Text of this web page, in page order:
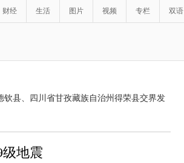
财经 生活 图片 视频 专栏 双语
钦县、四川省甘孜藏族自治州得荣县交界发
地震